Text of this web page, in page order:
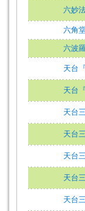
六妙
六角
六波
天台
天台
天台
天台
天台
天台
天台